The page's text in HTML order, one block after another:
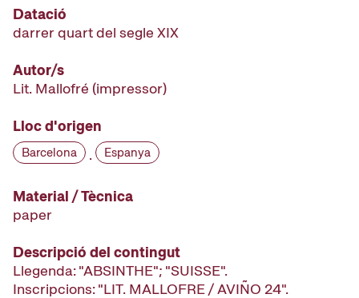
Datació
darrer quart del segle XIX
Autor/s
Lit. Mallofré (impressor)
Lloc d'origen
Barcelona · Espanya
Material / Tècnica
paper
Descripció del contingut
Llegenda: "ABSINTHE"; "SUISSE".
Inscripcions: "LIT. MALLOFRE / AVIÑO 24".